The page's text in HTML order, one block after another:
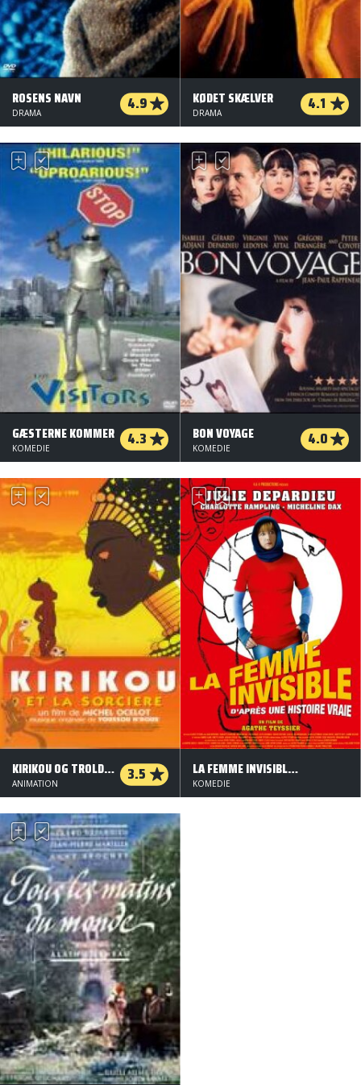
ROSENS NAVN 4.9
DRAMA
KØDET SKÆLVER 4.1
DRAMA
GÆSTERNE KOMMER 4.3
KOMEDIE
BON VOYAGE 4.0
KOMEDIE
KIRIKOU OG TROLDKVINDEN 3.5
ANIMATION
LA FEMME INVISIBLE (D'APRÈS UNE HISTOIRE VRAIE)
KOMEDIE